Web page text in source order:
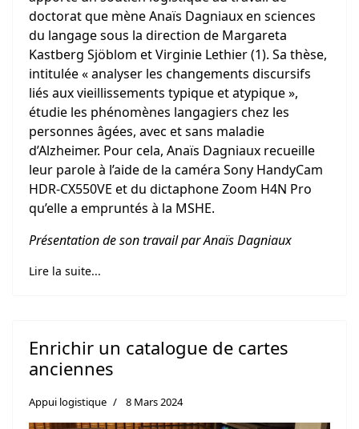
doctorat que mène Anaïs Dagniaux en sciences
du langage sous la direction de Margareta
Kastberg Sjöblom et Virginie Lethier (1). Sa thèse,
intitulée « analyser les changements discursifs
liés aux vieillissements typique et atypique »,
étudie les phénomènes langagiers chez les
personnes âgées, avec et sans maladie
d’Alzheimer. Pour cela, Anaïs Dagniaux recueille
leur parole à l’aide de la caméra Sony HandyCam
HDR-CX550VE et du dictaphone Zoom H4N Pro
qu’elle a empruntés à la MSHE.
Présentation de son travail par Anaïs Dagniaux
Lire la suite...
Enrichir un catalogue de cartes
anciennes
Appui logistique 8 Mars 2024